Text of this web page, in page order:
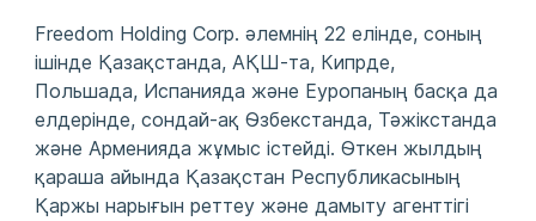
Freedom Holding Corp. әлемнің 22 елінде, соның
ішінде Қазақстанда, АҚШ-та, Кипрде,
Польшада, Испанияда және Еуропаның басқа да
елдерінде, сондай-ақ Өзбекстанда, Тәжікстанда
және Арменияда жұмыс істейді. Өткен жылдың
қараша айында Қазақстан Республикасының
Қаржы нарығын реттеу және дамыту агенттігі